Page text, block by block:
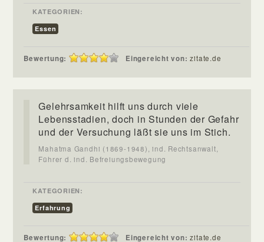
KATEGORIEN:
Essen
Bewertung: Eingereicht von:zitate.de
Gelehrsamkeit hilft uns durch viele
Lebensstadien, doch in Stunden der Gefahr
und der Versuchung läßt sie uns im Stich.
Mahatma Gandhi (1869-1948), ind. Rechtsanwalt,
Führer d. ind. Befreiungsbewegung
KATEGORIEN:
Erfahrung
Bewertung: Eingereicht von:zitate.de